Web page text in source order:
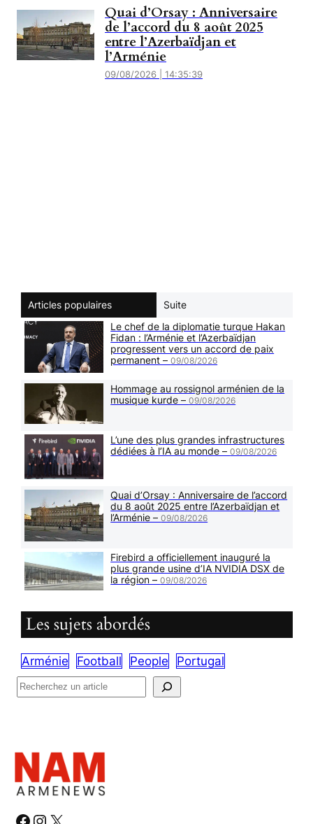
Quai d’Orsay : Anniversaire
de l’accord du 8 août 2025
entre l’Azerbaïdjan et
l’Arménie
09/08/2026 | 14:35:39
Articles populaires
Suite
Le chef de la diplomatie turque Hakan
Fidan : l’Arménie et l’Azerbaïdjan
progressent vers un accord de paix
permanent –09/08/2026
Hommage au rossignol arménien de la
musique kurde –09/08/2026
L’une des plus grandes infrastructures
dédiées à l’IA au monde –09/08/2026
Quai d’Orsay : Anniversaire de l’accord
du 8 août 2025 entre l’Azerbaïdjan et
l’Arménie –09/08/2026
Firebird a officiellement inauguré la
plus grande usine d’IA NVIDIA DSX de
la région –09/08/2026
Les sujets abordés
Arménie Football People
Portugal
R
e
c
h
# # #